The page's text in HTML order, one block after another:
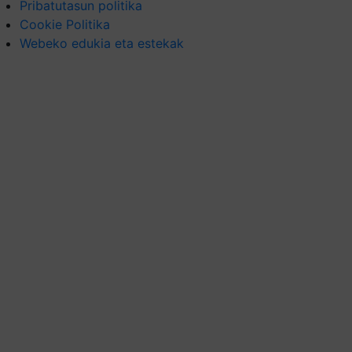
Pribatutasun politika
Cookie Politika
Webeko edukia eta estekak